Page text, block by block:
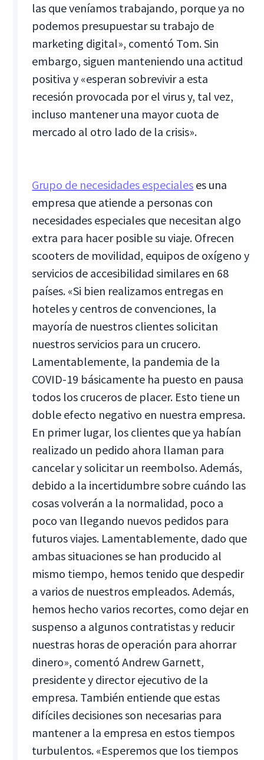
las que veníamos trabajando, porque ya no
podemos presupuestar su trabajo de
marketing digital», comentó Tom. Sin
embargo, siguen manteniendo una actitud
positiva y «esperan sobrevivir a esta
recesión provocada por el virus y, tal vez,
incluso mantener una mayor cuota de
mercado al otro lado de la crisis».
Grupo de necesidades especiales es una
empresa que atiende a personas con
necesidades especiales que necesitan algo
extra para hacer posible su viaje. Ofrecen
scooters de movilidad, equipos de oxígeno y
servicios de accesibilidad similares en 68
países. «Si bien realizamos entregas en
hoteles y centros de convenciones, la
mayoría de nuestros clientes solicitan
nuestros servicios para un crucero.
Lamentablemente, la pandemia de la
COVID-19 básicamente ha puesto en pausa
todos los cruceros de placer. Esto tiene un
doble efecto negativo en nuestra empresa.
En primer lugar, los clientes que ya habían
realizado un pedido ahora llaman para
cancelar y solicitar un reembolso. Además,
debido a la incertidumbre sobre cuándo las
cosas volverán a la normalidad, poco a
poco van llegando nuevos pedidos para
futuros viajes. Lamentablemente, dado que
ambas situaciones se han producido al
mismo tiempo, hemos tenido que despedir
a varios de nuestros empleados. Además,
hemos hecho varios recortes, como dejar en
suspenso a algunos contratistas y reducir
nuestras horas de operación para ahorrar
dinero», comentó Andrew Garnett,
presidente y director ejecutivo de la
empresa. También entiende que estas
difíciles decisiones son necesarias para
mantener a la empresa en estos tiempos
turbulentos. «Esperemos que los tiempos